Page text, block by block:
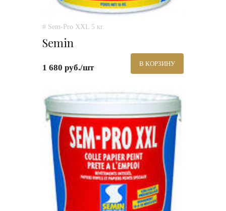
# Sem-Pro XXL 5 кг.
Semin
1 680 руб./шт В КОРЗИНУ